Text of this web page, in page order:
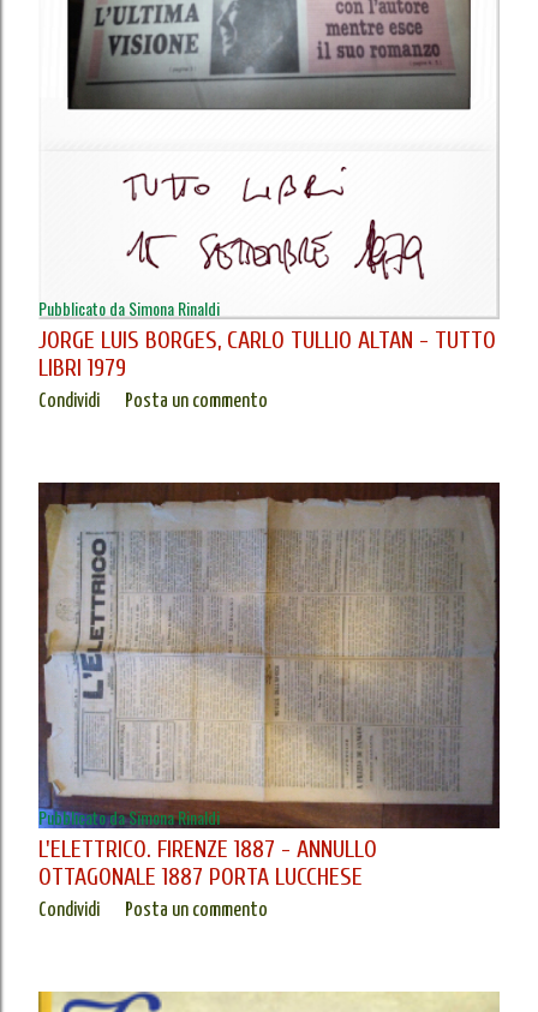
Pubblicato daSimona Rinaldi
JORGE LUIS BORGES, CARLO TULLIO ALTAN - TUTTO
LIBRI 1979
Condividi Posta un commento
Pubblicato daSimona Rinaldi
L'ELETTRICO. FIRENZE 1887 - ANNULLO
OTTAGONALE 1887 PORTA LUCCHESE
Condividi Posta un commento